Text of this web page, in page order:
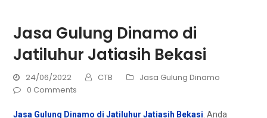
Jasa Gulung Dinamo di
Jatiluhur Jatiasih Bekasi
24/06/2022 CTB
Jasa Gulung Dinamo
0 Comments
Jasa Gulung Dinamo di Jatiluhur Jatiasih Bekasi . Andа